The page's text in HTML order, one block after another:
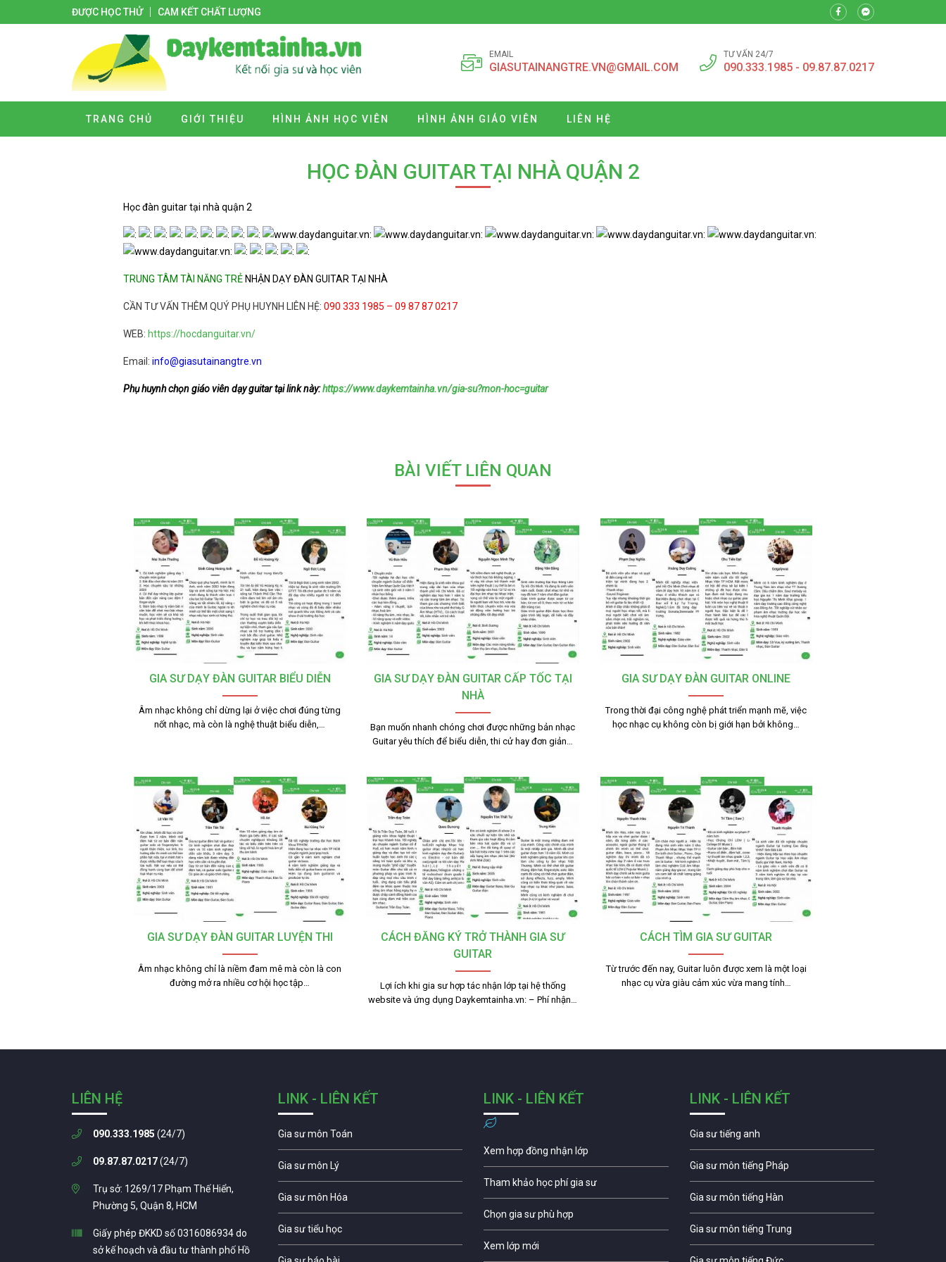
ĐƯỢC HỌC THỬ CAM KẾT CHẤT LƯỢNG
EMAIL
GIASUTAINANGTRE.VN@GMAIL.COM
TƯ VẤN 24/7
090.333.1985 - 09.87.87.0217
TRANG CHỦ GIỚI THIỆU HÌNH ẢNH HỌC VIÊN HÌNH ẢNH GIÁO VIÊN LIÊN HỆ
HỌC ĐÀN GUITAR TẠI NHÀ QUẬN 2
Học đàn guitar tại nhà quận 2
TRUNG TÂM TÀI NĂNG TRẺ NHẬN DẠY ĐÀN GUITAR TẠI NHÀ
CẦN TƯ VẤN THÊM QUÝ PHỤ HUYNH LIÊN HỆ: 090 333 1985 – 09 87 87 0217
WEB: https://hocdanguitar.vn/
Email: info@giasutainangtre.vn
Phụ huynh chọn giáo viên dạy guitar tại link này:https://www.daykemtainha.vn/gia-su?mon-hoc=guitar
BÀI VIẾT LIÊN QUAN
GIA SƯ DẠY ĐÀN GUITAR BIỂU DIỄN
Âm nhạc không chỉ dừng lại ở việc chơi đúng từng
nốt nhạc, mà còn là nghệ thuật biểu diễn,…
GIA SƯ DẠY ĐÀN GUITAR CẤP TỐC TẠI
NHÀ
Bạn muốn nhanh chóng chơi được những bản nhạc
Guitar yêu thích để biểu diễn, thi cử hay đơn giản…
GIA SƯ DẠY ĐÀN GUITAR ONLINE
Trong thời đại công nghệ phát triển mạnh mẽ, việc
học nhạc cụ không còn bị giới hạn bởi không…
GIA SƯ DẠY ĐÀN GUITAR LUYỆN THI
Âm nhạc không chỉ là niềm đam mê mà còn là con
đường mở ra nhiều cơ hội học tập…
CÁCH ĐĂNG KÝ TRỞ THÀNH GIA SƯ
GUITAR
Lợi ích khi gia sư hợp tác nhận lớp tại hệ thống
website và ứng dụng Daykemtainha.vn: – Phí nhận…
CÁCH TÌM GIA SƯ GUITAR
Từ trước đến nay, Guitar luôn được xem là một loại
nhạc cụ vừa giàu cảm xúc vừa mang tính…
LIÊN HỆ
090.333.1985 (24/7)
09.87.87.0217(24/7)
Trụ sở: 1269/17 Phạm Thế Hiển,
Phường 5, Quận 8, HCM
Giấy phép ĐKKD số 0316086934 do
sở kế hoạch và đầu tư thành phố Hồ
LINK - LIÊN KẾT
Gia sư môn Toán
Gia sư môn Lý
Gia sư môn Hóa
Gia sư tiểu học
LINK - LIÊN KẾT
Xem hợp đồng nhận lớp
Tham khảo học phí gia sư
Chọn gia sư phù hợp
Xem lớp mới
LINK - LIÊN KẾT
Gia sư tiếng anh
Gia sư môn tiếng Pháp
Gia sư môn tiếng Hàn
Gia sư môn tiếng Trung